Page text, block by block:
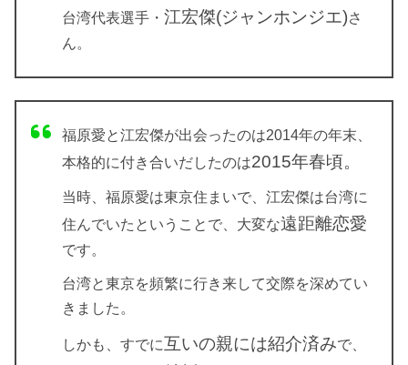
台湾代表選手・ 江宏傑(ジャンホンジエ)さ
ん。
福原愛と江宏傑が出会ったのは2014年の年末、
本格的に付き合いだしたのは2015年春頃。
当時、福原愛は東京住まいで、江宏傑は台湾に
住んでいたということで、大変な遠距離恋愛
です。
台湾と東京を頻繁に行き来して交際を深めてい
きました。
しかも、すでに互いの親には紹介済みで、